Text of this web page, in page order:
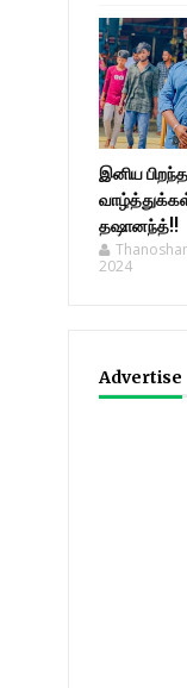
இனிய
தஷானந்த்!!
2024
Advertise